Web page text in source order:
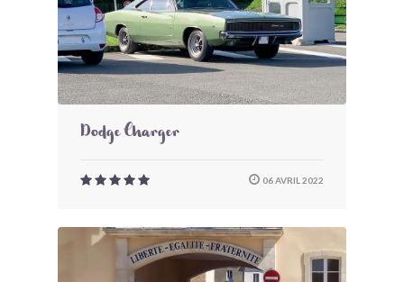
Dodge Charger
06 AVRIL 2022